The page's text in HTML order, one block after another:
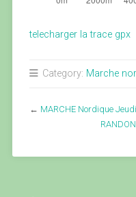
telecharger la trace gpx
Category: Marche
← MARCHE Nordique